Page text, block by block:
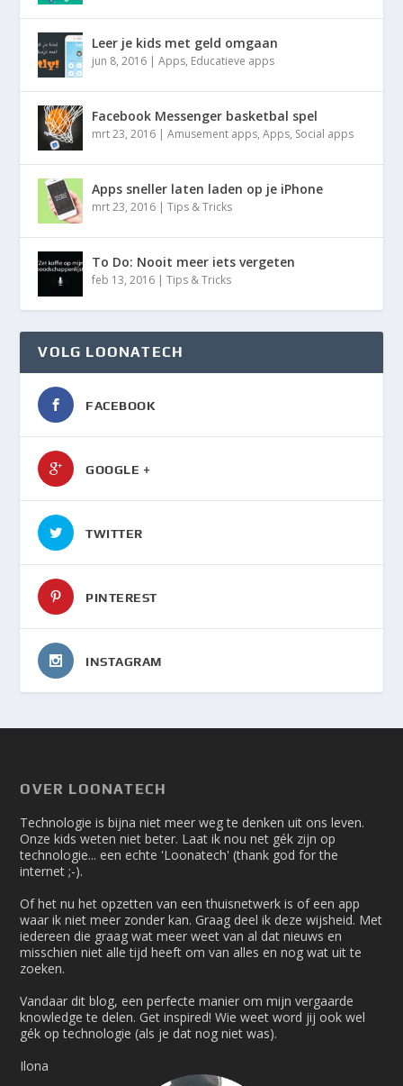
Leer je kids met geld omgaan
jun 8, 2016 |Apps, Educatieve apps
Facebook Messenger basketbal spel
mrt 23, 2016 |Amusement apps,Apps, Social apps
Apps sneller laten laden op je iPhone
mrt 23, 2016 |Tips & Tricks
To Do: Nooit meer iets vergeten
feb 13, 2016 |Tips & Tricks
VOLG LOONATECH
FACEBOOK
GOOGLE +
TWITTER
PINTEREST
INSTAGRAM
OVER LOONATECH
Technologie is bijna niet meer weg te denken uit ons leven.
Onze kids weten niet beter. Laat ik nou net gék zijn op
technologie... een echte 'Loonatech' (thank god for the
internet ;-).
Of het nu het opzetten van een thuisnetwerk is of een app
waar ik niet meer zonder kan. Graag deel ik deze wijsheid. Met
iedereen die graag wat meer weet van al dat nieuws en
misschien niet alle tijd heeft om van alles en nog wat uit te
zoeken.
Vandaar dit blog, een perfecte manier om mijn vergaarde
knowledge te delen. Get inspired! Wie weet word jij ook wel
gék op technologie (als je dat nog niet was).
Ilona